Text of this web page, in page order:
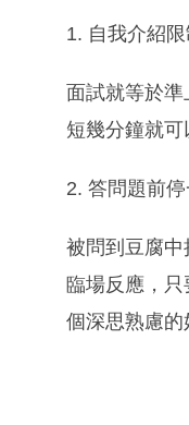
1. 自我介紹
面試就等於
短幾分鐘就可
2. 答問題前
被問到豆腐
臨場反應，
個深思熟慮的